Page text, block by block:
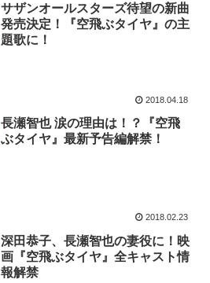
サザンオールスターズ待望の新曲
発売決定！『空飛ぶタイヤ』の主
題歌に！
2018.04.18
長瀬智也 涙の理由は！？『空飛
ぶタイヤ』最新予告編解禁！
2018.02.23
深田恭子、長瀬智也の妻役に！映
画『空飛ぶタイヤ』全キャスト情
報解禁